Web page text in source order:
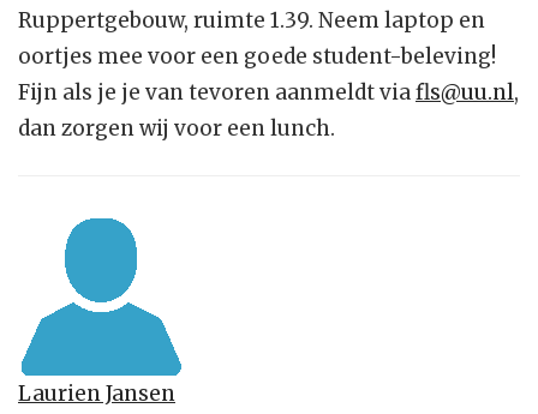
Ruppertgebouw, ruimte 1.39. Neem laptop en
oortjes mee voor een goede student-beleving!
Fijn als je je van tevoren aanmeldt viafls@uu.nl,
dan zorgen wij voor een lunch.
Laurien Jansen